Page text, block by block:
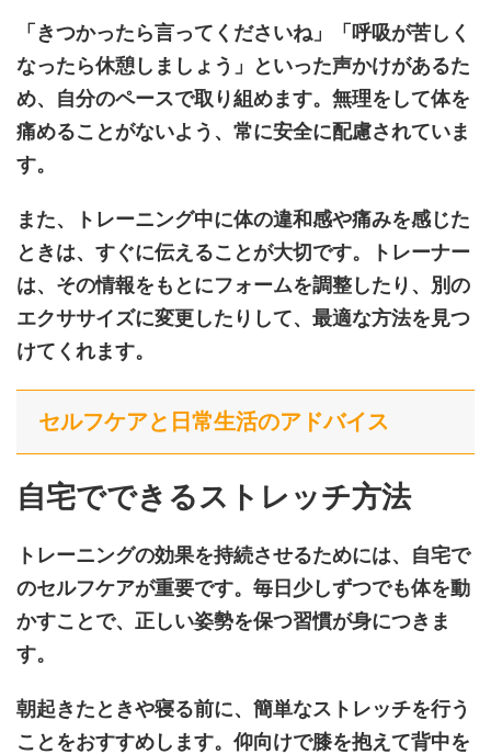
「きつかったら言ってくださいね」「呼吸が苦しく
なったら休憩しましょう」といった声かけがあるた
め、自分のペースで取り組めます。無理をして体を
痛めることがないよう、常に安全に配慮されていま
す。
また、トレーニング中に体の違和感や痛みを感じた
ときは、すぐに伝えることが大切です。トレーナー
は、その情報をもとにフォームを調整したり、別の
エクササイズに変更したりして、最適な方法を見つ
けてくれます。
セルフケアと日常生活のアドバイス
自宅でできるストレッチ方法
トレーニングの効果を持続させるためには、自宅で
のセルフケアが重要です。毎日少しずつでも体を動
かすことで、正しい姿勢を保つ習慣が身につきま
す。
朝起きたときや寝る前に、簡単なストレッチを行う
ことをおすすめします。仰向けで膝を抱えて背中を